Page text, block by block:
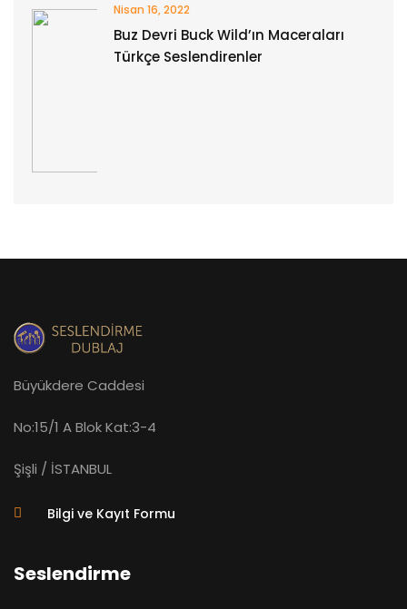
Nisan 16, 2022
Buz Devri Buck Wild’ın Maceraları
Türkçe Seslendirenler
Büyükdere Caddesi
No:15/1 A Blok Kat:3-4
Şişli / İSTANBUL
Bilgi ve Kayıt Formu
Seslendirme